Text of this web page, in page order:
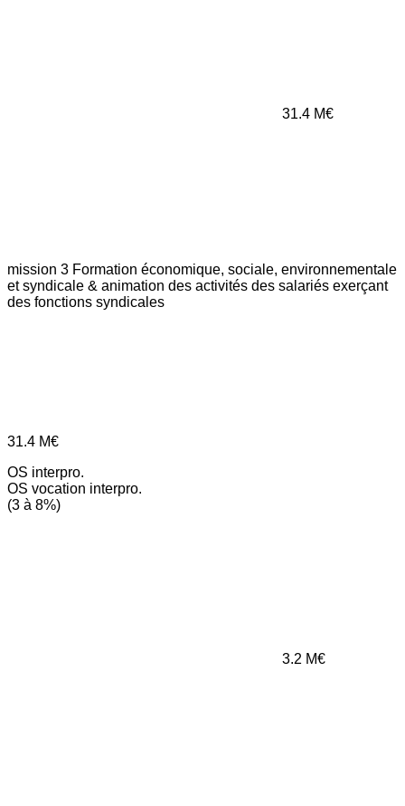
31.4 M€
mission 3 Formation économique, sociale, environnementale
et syndicale & animation des activités des salariés exerçant
des fonctions syndicales
31.4 M€
OS interpro.
OS vocation interpro.
(3 à 8%)
3.2 M€